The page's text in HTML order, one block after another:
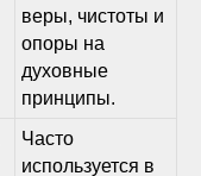
веры, чистоты и
опоры на
духовные
принципы.
Часто
используется в